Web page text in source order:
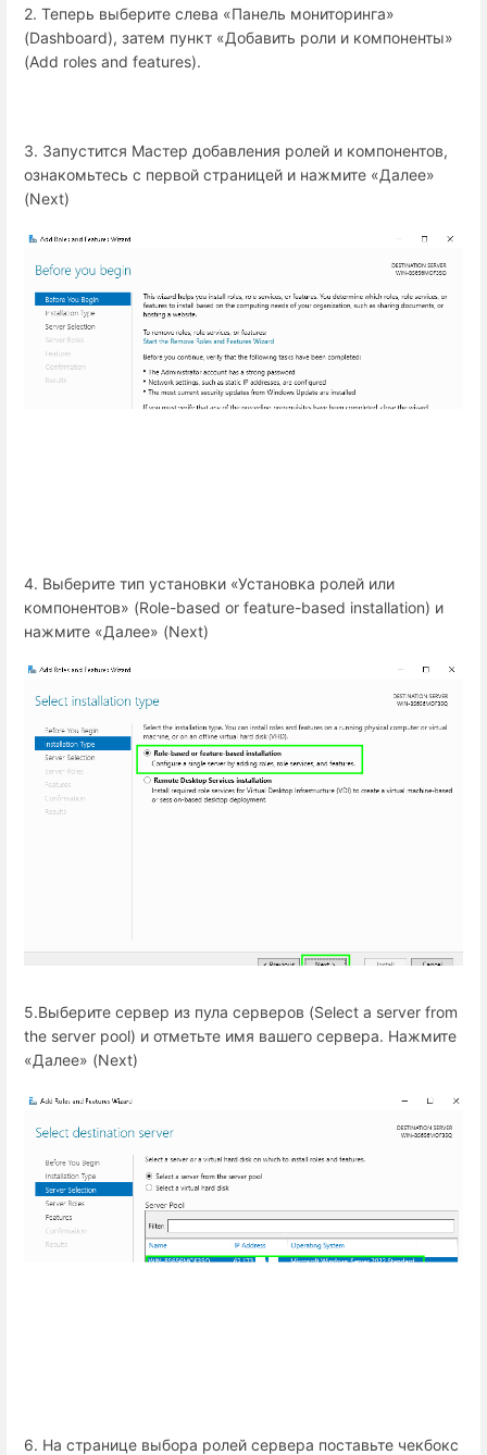
2. Теперь выберите слева «Панель мониторинга»
(Dashboard), затем пункт «Добавить роли и компоненты»
(Add roles and features).
3. Запустится Мастер добавления ролей и компонентов,
ознакомьтесь с первой страницей и нажмите «Далее»
(Next)
4. Выберите тип установки «Установка ролей или
компонентов» (Role-based or feature-based installation) и
нажмите «Далее» (Next)
5.Выберите сервер из пула серверов (Select a server from
the server pool) и отметьте имя вашего сервера. Нажмите
«Далее» (Next)
6. На странице выбора ролей сервера поставьте чекбокс